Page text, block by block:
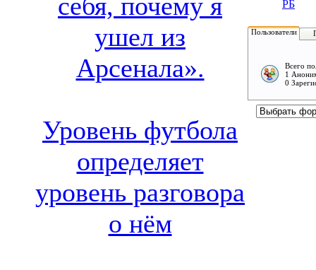
ушел из
Арсенала».
Уровень футбола
определяет
уровень разговора
о нём
РБ
Пользователи
Всего
1
0